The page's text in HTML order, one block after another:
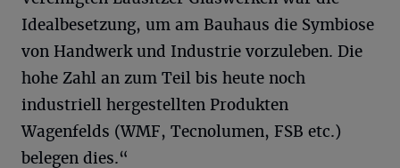
Idealbesetzung, um am Bauhaus die Symbiose
von Handwerk und Industrie vorzuleben. Die
hohe Zahl an zum Teil bis heute noch
industriell hergestellten Produkten
Wagenfelds (WMF, Tecnolumen, FSB etc.)
belegen dies.“